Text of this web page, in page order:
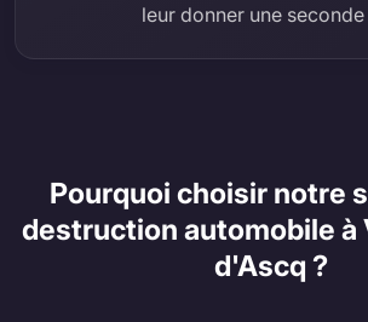
leur donner une
Pourquoi choisir notre
destruction automobile à
d'Ascq ?